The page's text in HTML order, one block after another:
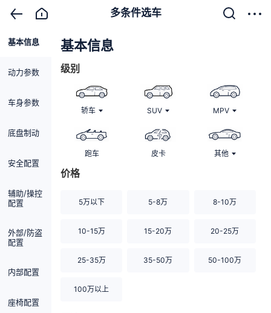
多条件选车
基本信息
动力参数
车身参数
底盘制动
安全配置
辅助/操控
配置
外部/防盗
配置
内部配置
座椅配置
基本信息
级别
轿车 SUV MPV
跑车 皮卡 其他
价格
5万以下 5-8万 8-10万
10-15万 15-20万 20-25万
25-35万 35-50万 50-100万
100万以上